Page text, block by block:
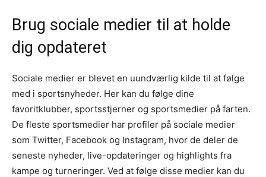
Brug sociale medier til at holde
dig opdateret
Sociale medier er blevet en uundværlig kilde til at følge
med i sportsnyheder. Her kan du følge dine
favoritklubber, sportsstjerner og sportsmedier på farten.
De fleste sportsmedier har profiler på sociale medier
som Twitter, Facebook og Instagram, hvor de deler de
seneste nyheder, live-opdateringer og highlights fra
kampe og turneringer. Ved at følge disse medier kan du